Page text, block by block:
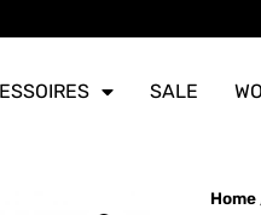
SALE
Home